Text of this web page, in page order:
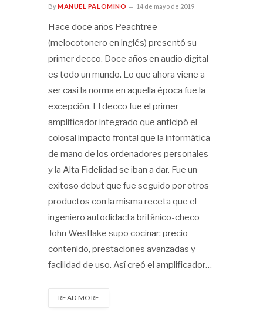
ByMANUEL PALOMINO 14 de mayo de 2019
Hace doce años Peachtree
(melocotonero en inglés) presentó su
primer decco. Doce años en audio digital
es todo un mundo. Lo que ahora viene a
ser casi la norma en aquella época fue la
excepción. El decco fue el primer
amplificador integrado que anticipó el
colosal impacto frontal que la informática
de mano de los ordenadores personales
y la Alta Fidelidad se iban a dar. Fue un
exitoso debut que fue seguido por otros
productos con la misma receta que el
ingeniero autodidacta británico-checo
John Westlake supo cocinar: precio
contenido, prestaciones avanzadas y
facilidad de uso. Así creó el amplificador…
READ MORE